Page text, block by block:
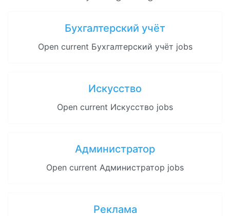
Бухгалтерский учёт
Open current Бухгалтерский учёт jobs
Искусство
Open current Искусство jobs
Администратор
Open current Администратор jobs
Реклама